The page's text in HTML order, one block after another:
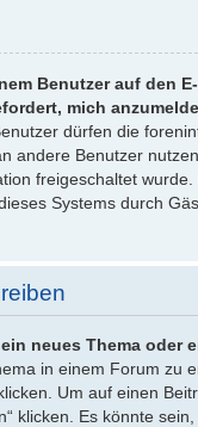
Benutzer auf den
mich
dürfen die
andere Benutzer
freigeschaltet
Systems durch
neues Thema oder
in einem Forum zu
klicken. Um auf einen
klicken. Es könnte